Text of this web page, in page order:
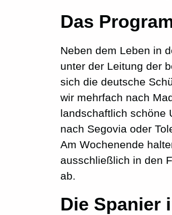
Das
Neben dem Leben in
unter der Leitung der
sich die deutsche
wir mehrfach nach
landschaftlich schöne
nach Segovia oder
Am Wochenende
ausschließlich in den
ab.
Die Spanier